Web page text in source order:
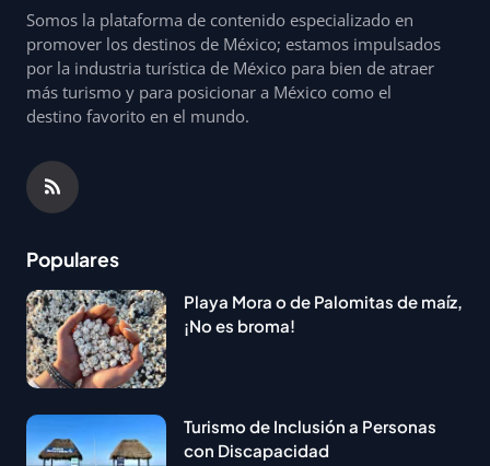
Somos la plataforma de contenido especializado en
promover los destinos de México; estamos impulsados
por la industria turística de México para bien de atraer
más turismo y para posicionar a México como el
destino favorito en el mundo.
Populares
Playa Mora o de Palomitas de maíz,
¡No es broma!
Turismo de Inclusión a Personas
con Discapacidad